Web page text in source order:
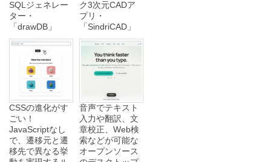
SQLジェネレー
ター・
「drawDB」
ク3次元CADア
プリ・
「SindriCAD」
CSSの進化がす
ごい！
JavaScriptなし
で、遷移元と遷
移先で異なる挙
音声でテキスト
入力や翻訳、文
章校正、Web検
索などが可能な
オープンソース